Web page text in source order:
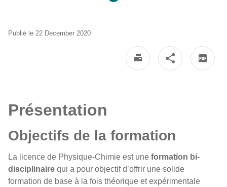
Publié le 22 December 2020
Présentation
Objectifs de la formation
La licence de Physique-Chimie est une formation bi-
disciplinaire qui a pour objectif d’offrir une solide
formation de base à la fois théorique et expérimentale